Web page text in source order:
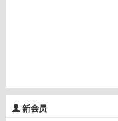
新会员